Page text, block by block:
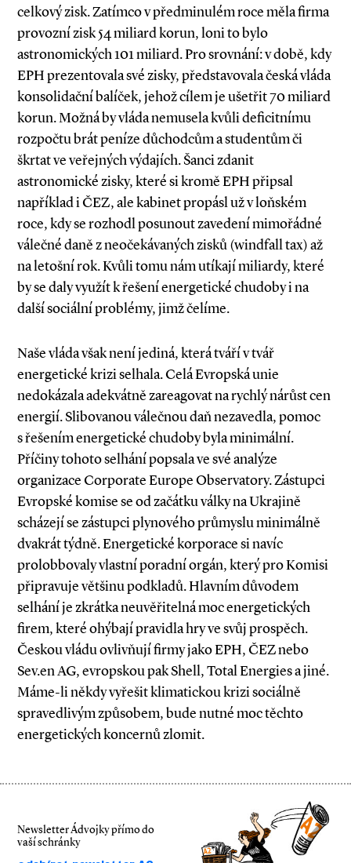
celkový zisk. Zatímco v předminulém roce měla firma
provozní zisk 54 miliard korun, loni to bylo
astronomických 101 miliard. Pro srovnání: v době, kdy
EPH prezentovala své zisky, představovala česká vláda
konsolidační balíček, jehož cílem je ušetřit 70 miliard
korun. Možná by vláda nemusela kvůli deficitnímu
rozpočtu brát peníze důchodcům a studentům či
škrtat ve veřejných výdajích. Šanci zdanit
astronomické zisky, které si kromě EPH připsal
například i ČEZ, ale kabinet propásl už v loňském
roce, kdy se rozhodl posunout zavedení mimořádné
válečné daně z neočekávaných zisků (windfall tax) až
na letošní rok. Kvůli tomu nám utíkají miliardy, které
by se daly využít k řešení energetické chudoby i na
další sociální problémy, jimž čelíme.
Naše vláda však není jediná, která tváří v tvář
energetické krizi selhala. Celá Evropská unie
nedokázala adekvátně zarea­govat na rychlý nárůst cen
energií. Slibovanou válečnou daň nezavedla, pomoc
s řešením energetické chudoby byla minimální.
Příčiny tohoto selhání popsala ve své analýze
organizace Corporate Europe Observatory. Zástupci
Evropské komise se od začátku války na Ukrajině
scházejí se zástupci plynového průmyslu minimálně
dvakrát týdně. Energetické korporace si navíc
prolobbovaly vlastní poradní orgán, který pro Komisi
připravuje většinu podkladů. Hlavním důvodem
selhání je zkrátka neuvěřitelná moc energetických
firem, které ohýbají pravidla hry ve svůj prospěch.
Českou vládu ovlivňují firmy jako EPH, ČEZ nebo
Sev.en AG, evropskou pak Shell, Total Energies a jiné.
Máme­-li někdy vyřešit klimatickou krizi sociálně
spravedlivým způsobem, bude nutné moc těchto
energetických koncernů zlomit.
Newsletter Ádvojky přímo do
vaší schránky